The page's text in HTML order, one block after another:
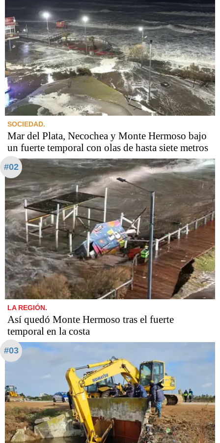
SOCIEDAD.
Mar del Plata, Necochea y Monte Hermoso bajo
un fuerte temporal con olas de hasta siete metros
#02
LA REGIÓN.
Así quedó Monte Hermoso tras el fuerte
temporal en la costa
#03